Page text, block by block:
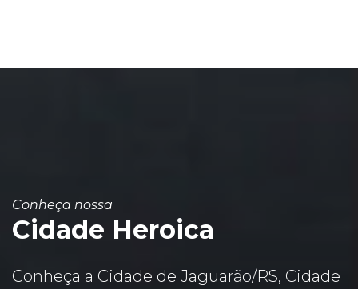
Conheça nossa
Cidade Heroica
Conheça a Cidade de Jaguarão/RS, Cidade